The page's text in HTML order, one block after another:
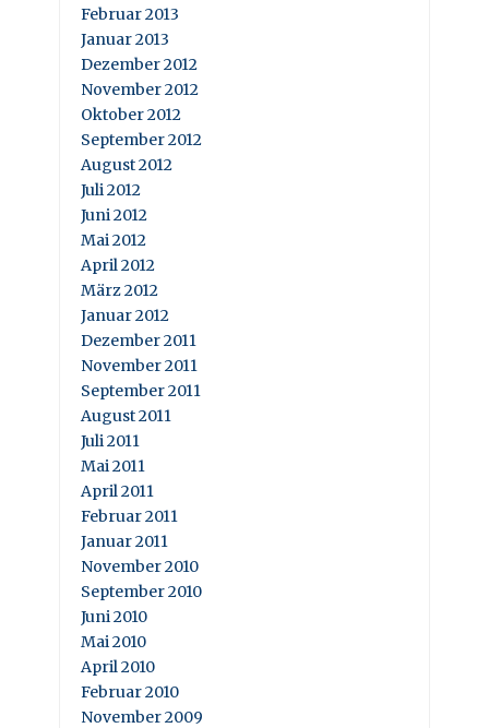
Februar 2013
Januar 2013
Dezember 2012
November 2012
Oktober 2012
September 2012
August 2012
Juli 2012
Juni 2012
Mai 2012
April 2012
März 2012
Januar 2012
Dezember 2011
November 2011
September 2011
August 2011
Juli 2011
Mai 2011
April 2011
Februar 2011
Januar 2011
November 2010
September 2010
Juni 2010
Mai 2010
April 2010
Februar 2010
November 2009